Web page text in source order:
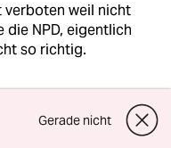
verboten weil nicht
die NPD, eigentlich
so richtig.
Gerade nicht